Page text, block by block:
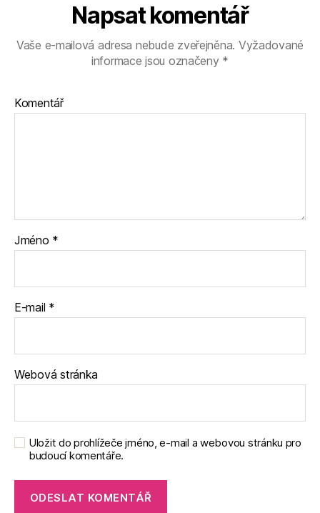
Napsat komentář
Vaše e-mailová adresa nebude zveřejněna. Vyžadované
informace jsou označeny *
Komentář
Jméno *
E-mail *
Webová stránka
Uložit do prohlížeče jméno, e-mail a webovou stránku pro
budoucí komentáře.